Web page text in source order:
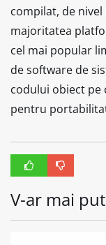
compilat, de
majoritatea
cel mai popular
de software de
codului obiect pe
pentru
V-ar mai